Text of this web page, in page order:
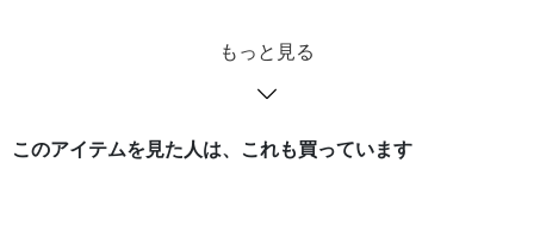
もっと見る
このアイテムを見た人は、これも買っています